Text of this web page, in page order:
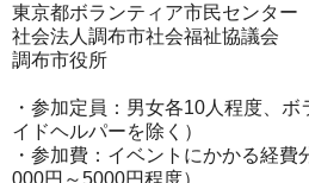
東京都ボランティア市民センター
社会法人調布市社会福祉協議会
調布市役所
・参加定員：男女各10人程度、
イドヘルパーを除く）
・参加費：イベントにかかる経費
000円～5000円程度）